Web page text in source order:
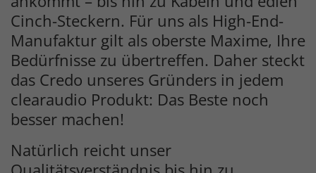
Cinch-Steckern. Für uns als High-End-
Manufaktur gilt als oberste Maxime, Ihre
Bedürfnisse zu übertreffen. Daher steckt
das Credo unseres Gründers in jedem
clearaudio Produkt: Das Beste noch
besser machen!
Natürlich reicht unser